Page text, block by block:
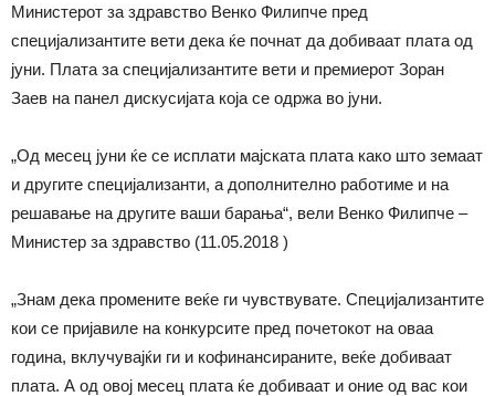
Министерот за здравство Венко Филипче пред
специјализантите вети дека ќе почнат да добиваат плата од
јуни. Плата за специјализантите вети и премиерот Зоран
Заев на панел дискусијата која се одржа во јуни.
„Од месец јуни ќе се исплати мајската плата како што земаат
и другите специјализанти, а дополнително работиме и на
решавање на другите ваши барања“, вели Венко Филипче –
Министер за здравство (11.05.2018 )
„Знам дека промените веќе ги чувствувате. Специјализантите
кои се пријавиле на конкурсите пред почетокот на оваа
година, вклучувајќи ги и кофинансираните, веќе добиваат
плата. А од овој месец плата ќе добиваат и оние од вас кои